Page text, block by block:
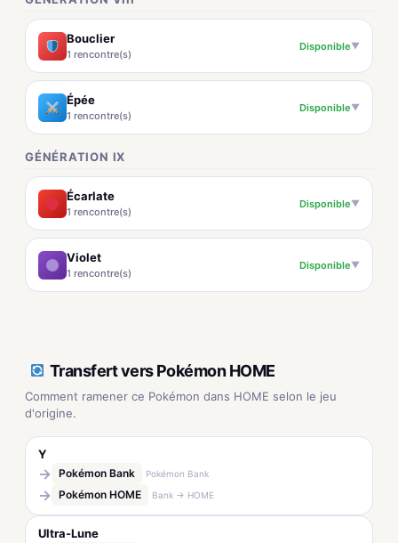
Bouclier
1 rencontre(s)
Disponible▼
Épée
1 rencontre(s)
Disponible▼
GÉNÉRATION IX
Écarlate
1 rencontre(s)
Disponible▼
Violet
1 rencontre(s)
Disponible▼
Transfert vers Pokémon HOME
Comment ramener ce Pokémon dans HOME selon le jeu
d'origine.
Y
→ Pokémon Bank Pokémon Bank
→ Pokémon HOME Bank → HOME
Ultra-Lune